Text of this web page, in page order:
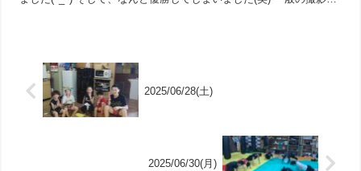
2025/06/28(土)
2025/06/30(月)